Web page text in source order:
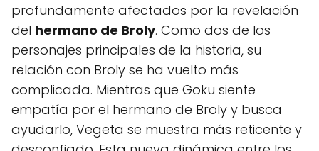
profundamente afectados por la revelación
del hermano de Broly. Como dos de los
personajes principales de la historia, su
relación con Broly se ha vuelto más
complicada. Mientras que Goku siente
empatía por el hermano de Broly y busca
ayudarlo, Vegeta se muestra más reticente y